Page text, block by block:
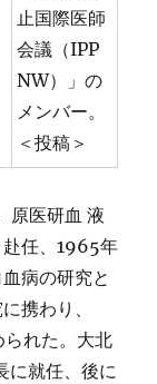
止国際医師
会議（IPP
NW）」の
メンバー。
＜投稿＞
原医研血 液
赴任、1965年
病の研究と
携わり、
れた。大北
に就任、後に